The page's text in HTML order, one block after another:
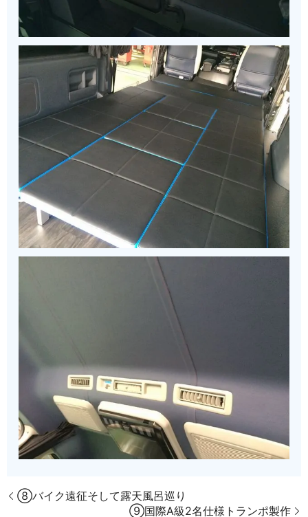
⑧バイク遠征そして露天風呂巡り
⑨国際A級2名仕様トランポ製作